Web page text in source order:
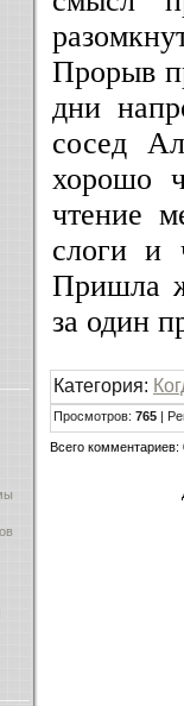
Прорыв
дни
сосед
хорошо
чтение
слоги и
Пришла
за один
Категория:
Просмотров: 765 |
Всего комментариев: